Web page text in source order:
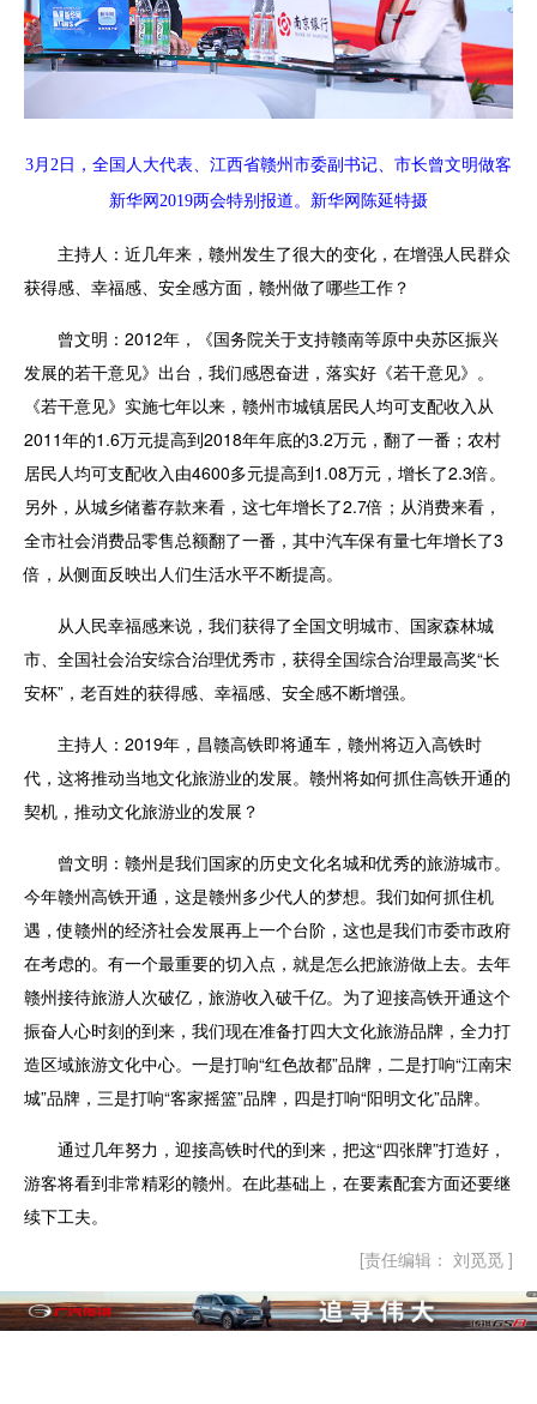
3月2日，全国人大代表、江西省赣州市委副书记、市长曾文明做客
新华网2019两会特别报道。新华网陈延特摄
主持人：近几年来，赣州发生了很大的变化，在增强人民群众
获得感、幸福感、安全感方面，赣州做了哪些工作？
曾文明：2012年，《国务院关于支持赣南等原中央苏区振兴
发展的若干意见》出台，我们感恩奋进，落实好《若干意见》。
《若干意见》实施七年以来，赣州市城镇居民人均可支配收入从
2011年的1.6万元提高到2018年年底的3.2万元，翻了一番；农村
居民人均可支配收入由4600多元提高到1.08万元，增长了2.3倍。
另外，从城乡储蓄存款来看，这七年增长了2.7倍；从消费来看，
全市社会消费品零售总额翻了一番，其中汽车保有量七年增长了3
倍，从侧面反映出人们生活水平不断提高。
从人民幸福感来说，我们获得了全国文明城市、国家森林城
市、全国社会治安综合治理优秀市，获得全国综合治理最高奖“长
安杯”，老百姓的获得感、幸福感、安全感不断增强。
主持人：2019年，昌赣高铁即将通车，赣州将迈入高铁时
代，这将推动当地文化旅游业的发展。赣州将如何抓住高铁开通的
契机，推动文化旅游业的发展？
曾文明：赣州是我们国家的历史文化名城和优秀的旅游城市。
今年赣州高铁开通，这是赣州多少代人的梦想。我们如何抓住机
遇，使赣州的经济社会发展再上一个台阶，这也是我们市委市政府
在考虑的。有一个最重要的切入点，就是怎么把旅游做上去。去年
赣州接待旅游人次破亿，旅游收入破千亿。为了迎接高铁开通这个
振奋人心时刻的到来，我们现在准备打四大文化旅游品牌，全力打
造区域旅游文化中心。一是打响“红色故都”品牌，二是打响“江南宋
城”品牌，三是打响“客家摇篮”品牌，四是打响“阳明文化”品牌。
通过几年努力，迎接高铁时代的到来，把这“四张牌”打造好，
游客将看到非常精彩的赣州。在此基础上，在要素配套方面还要继
续下工夫。
[责任编辑： 刘觅觅 ]